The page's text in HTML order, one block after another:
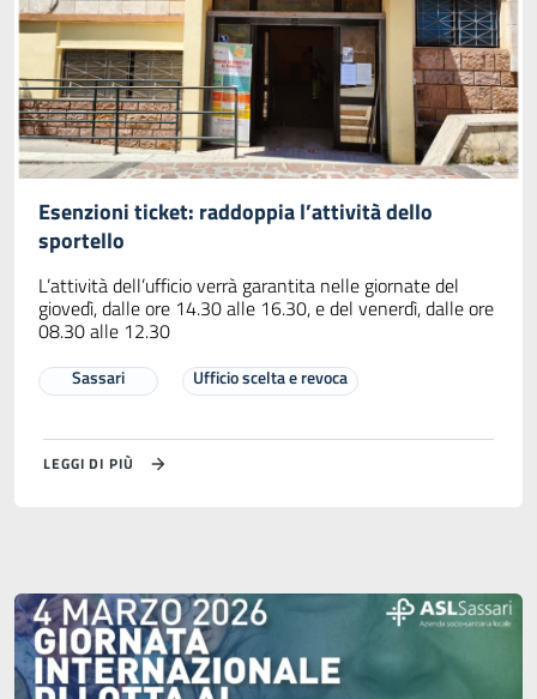
Esenzioni ticket: raddoppia l’attività dello
sportello
L’attività dell’ufficio verrà garantita nelle giornate del
giovedì, dalle ore 14.30 alle 16.30, e del venerdì, dalle ore
08.30 alle 12.30
Sassari Ufficio scelta e revoca
LEGGI DI PIÙ